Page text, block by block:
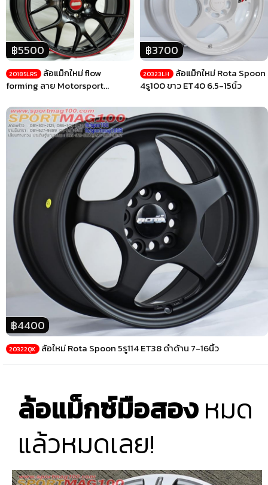
฿5500
20185LRS
ล้อแม็กใหม่ flow
forming ลาย Motorsport
18นิ้ว
฿3700
20323LH
ล้อแม็กใหม่ Rota Spoon
4รู100 ขาว ET40 6.5-15นิ้ว
฿4400
20322QX ล้อใหม่ Rota Spoon 5รู114 ET38 ดำด้าน 7-16นิ้ว
ล้อแม็กซ์มือสองหมด
แล้วหมดเลย!